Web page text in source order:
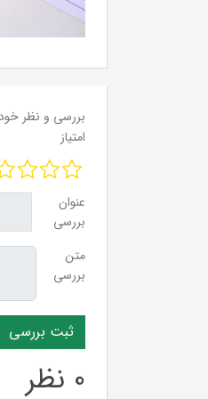
بررسی و نظر
امتیاز
عنوان
بررسی
متن
بررسی
0 نظر